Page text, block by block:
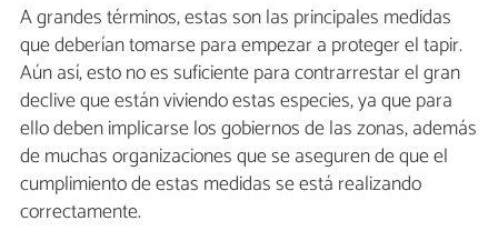
A grandes términos, estas son las principales medidas
que deberían tomarse para empezar a proteger el tapir.
Aún así, esto no es suficiente para contrarrestar el gran
declive que están viviendo estas especies, ya que para
ello deben implicarse los gobiernos de las zonas, además
de muchas organizaciones que se aseguren de que el
cumplimiento de estas medidas se está realizando
correctamente.